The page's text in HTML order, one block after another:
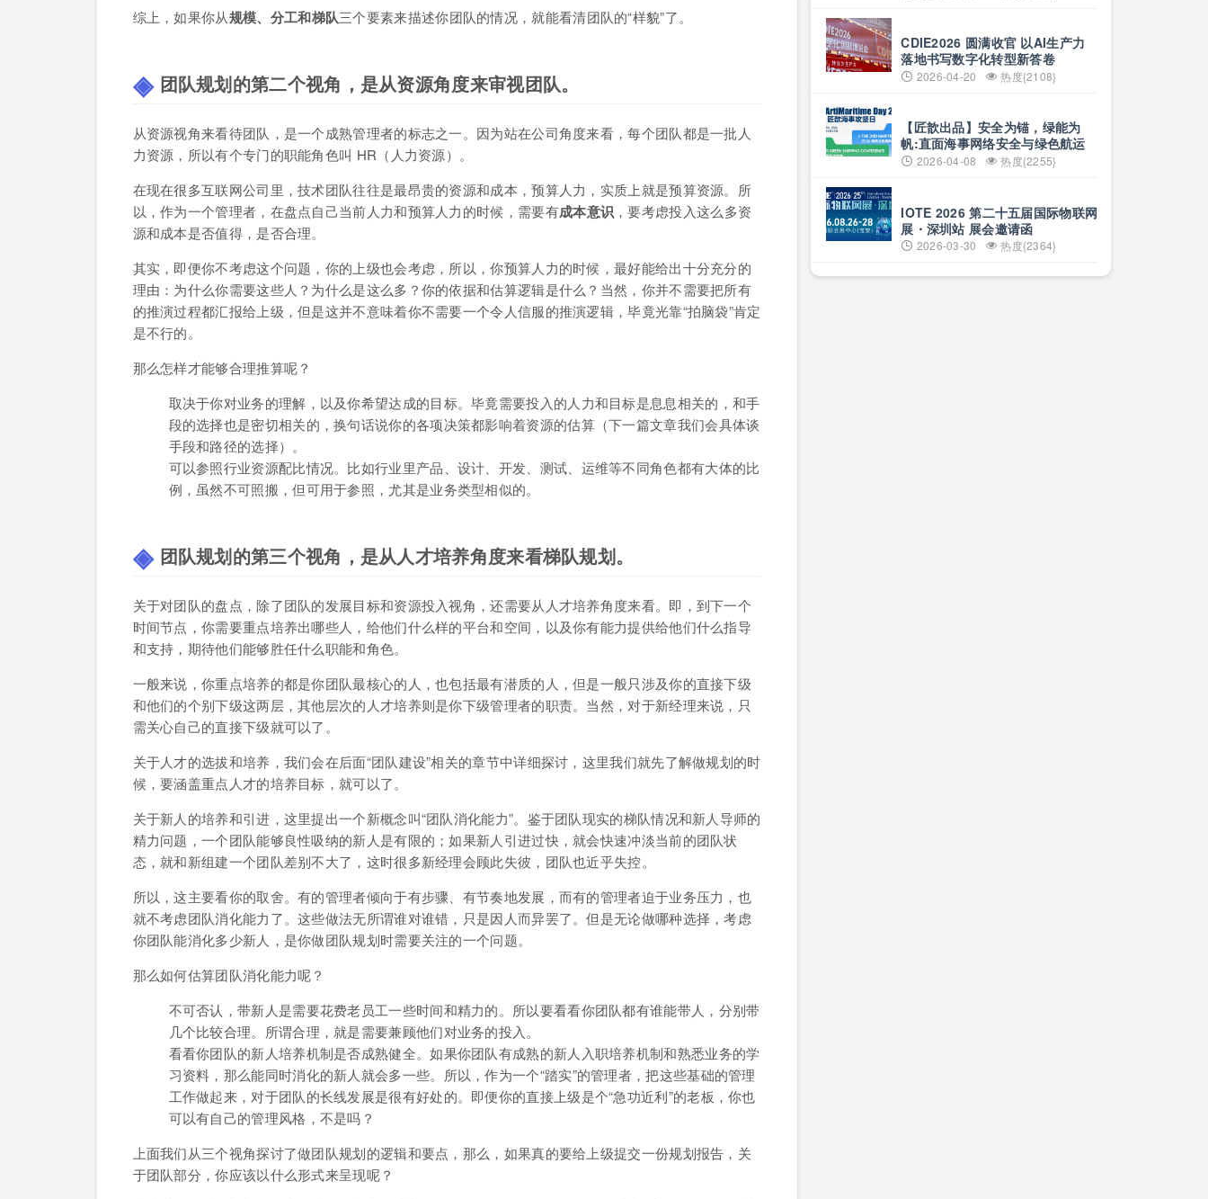
综上，如果你从规模、分工和梯队三个要素来描述你团队的情况，就能看清团队的“样貌”了。
团队规划的第二个视角，是从资源角度来审视团队。
从资源视角来看待团队，是一个成熟管理者的标志之一。因为站在公司角度来看，每个团队都是一批人
力资源，所以有个专门的职能角色叫 HR（人力资源）。
在现在很多互联网公司里，技术团队往往是最昂贵的资源和成本，预算人力，实质上就是预算资源。所
以，作为一个管理者，在盘点自己当前人力和预算人力的时候，需要有成本意识 ，要考虑投入这么多资
源和成本是否值得，是否合理。
其实，即便你不考虑这个问题，你的上级也会考虑，所以，你预算人力的时候，最好能给出十分充分的
理由：为什么你需要这些人？为什么是这么多？你的依据和估算逻辑是什么？当然，你并不需要把所有
的推演过程都汇报给上级，但是这并不意味着你不需要一个令人信服的推演逻辑，毕竟光靠“拍脑袋”肯定
是不行的。
那么怎样才能够合理推算呢？
取决于你对业务的理解，以及你希望达成的目标。毕竟需要投入的人力和目标是息息相关的，和手
段的选择也是密切相关的，换句话说你的各项决策都影响着资源的估算（下一篇文章我们会具体谈
手段和路径的选择）。
可以参照行业资源配比情况。比如行业里产品、设计、开发、测试、运维等不同角色都有大体的比
例，虽然不可照搬，但可用于参照，尤其是业务类型相似的。
团队规划的第三个视角，是从人才培养角度来看梯队规划。
关于对团队的盘点，除了团队的发展目标和资源投入视角，还需要从人才培养角度来看。即，到下一个
时间节点，你需要重点培养出哪些人，给他们什么样的平台和空间，以及你有能力提供给他们什么指导
和支持，期待他们能够胜任什么职能和角色。
一般来说，你重点培养的都是你团队最核心的人，也包括最有潜质的人，但是一般只涉及你的直接下级
和他们的个别下级这两层，其他层次的人才培养则是你下级管理者的职责。当然，对于新经理来说，只
需关心自己的直接下级就可以了。
关于人才的选拔和培养，我们会在后面“团队建设”相关的章节中详细探讨，这里我们就先了解做规划的时
候，要涵盖重点人才的培养目标，就可以了。
关于新人的培养和引进，这里提出一个新概念叫“团队消化能力”。鉴于团队现实的梯队情况和新人导师的
精力问题，一个团队能够良性吸纳的新人是有限的；如果新人引进过快，就会快速冲淡当前的团队状
态，就和新组建一个团队差别不大了，这时很多新经理会顾此失彼，团队也近乎失控。
所以，这主要看你的取舍。有的管理者倾向于有步骤、有节奏地发展，而有的管理者迫于业务压力，也
就不考虑团队消化能力了。这些做法无所谓谁对谁错，只是因人而异罢了。但是无论做哪种选择，考虑
你团队能消化多少新人，是你做团队规划时需要关注的一个问题。
那么如何估算团队消化能力呢？
不可否认，带新人是需要花费老员工一些时间和精力的。所以要看看你团队都有谁能带人，分别带
几个比较合理。所谓合理，就是需要兼顾他们对业务的投入。
看看你团队的新人培养机制是否成熟健全。如果你团队有成熟的新人入职培养机制和熟悉业务的学
习资料，那么能同时消化的新人就会多一些。所以，作为一个“踏实”的管理者，把这些基础的管理
工作做起来，对于团队的长线发展是很有好处的。即便你的直接上级是个“急功近利”的老板，你也
可以有自己的管理风格，不是吗？
上面我们从三个视角探讨了做团队规划的逻辑和要点，那么，如果真的要给上级提交一份规划报告，关
于团队部分，你应该以什么形式来呈现呢？
CDIE2026 圆满收官 以AI生产力
落地书写数字化转型新答卷
2026-04-20 热度{2108}
【匠歆出品】安全为锚，绿能为
帆:直面海事网络安全与绿色航运
的双重挑战@The ArtiMaritime
2026-04-08 热度{2255}
IOTE 2026 第二十五届国际物联网
展・深圳站 展会邀请函
2026-03-30 热度{2364}